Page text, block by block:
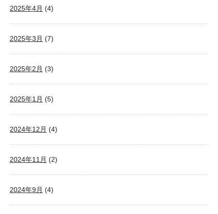
2025年4月 (4)
2025年3月 (7)
2025年2月 (3)
2025年1月 (5)
2024年12月 (4)
2024年11月 (2)
2024年9月 (4)